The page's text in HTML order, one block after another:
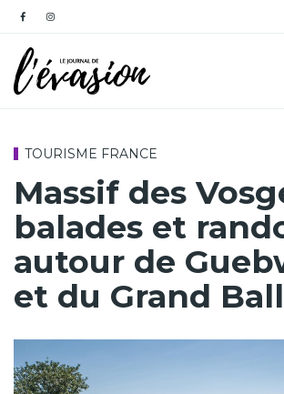
TOURISME FRANCE
Massif des
balades et
autour de
et du Grand